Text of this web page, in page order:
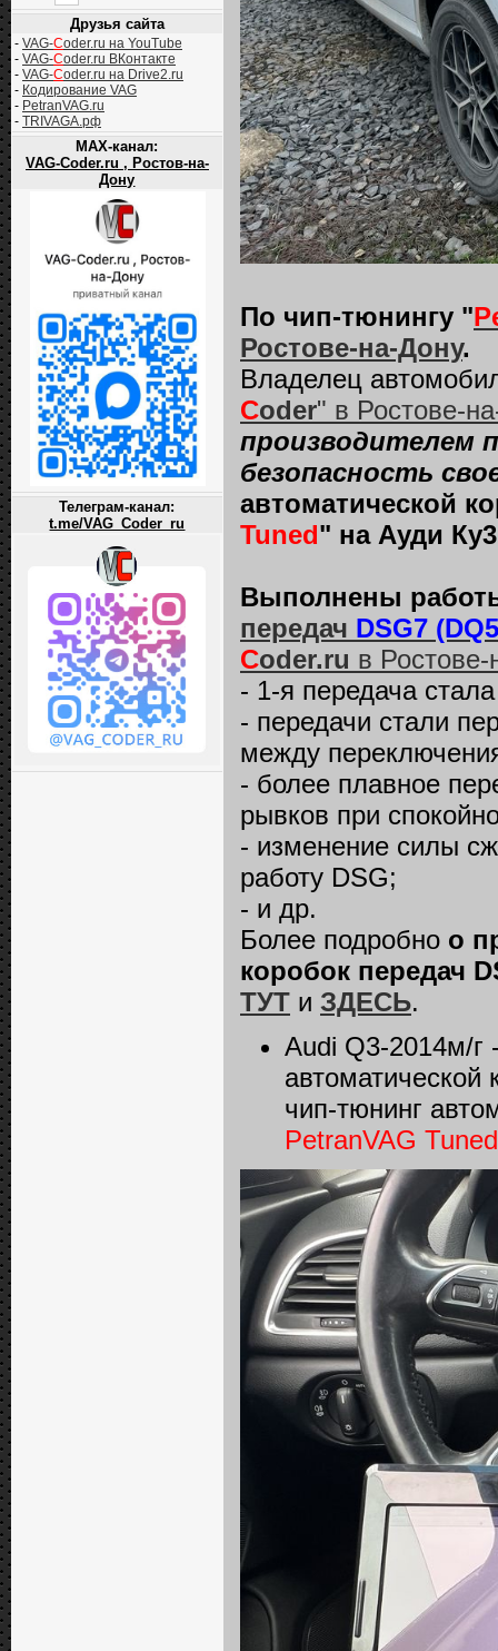
Друзья сайта
- VAG-Coder.ru на YouTube
- VAG-Coder.ru ВКонтакте
- VAG-Coder.ru на Drive2.ru
- Кодирование VAG
- PetranVAG.ru
- TRIVAGA.рф
MAX-канал:
VAG-Coder.ru , Ростов-на-
Дону
Телеграм-канал:
t.me/VAG_Coder_ru
По чип-тюнингу "
Ростове-на-Дону.
Владелец
Coder" в Ростове-
производителем
безопасность
автоматической
Tuned" на Ауди Ку3
Выполнены
передач DSG7
Coder.ru в
- 1-я передача
- передачи стали
между
- более плавное
рывков при
- изменение силы
работу DSG;
- и др.
Более подробно о
коробок передач
ТУТ и ЗДЕСЬ.
Audi Q3-2014м/г
автоматической
чип-тюнинг
PetranVAG Tuned